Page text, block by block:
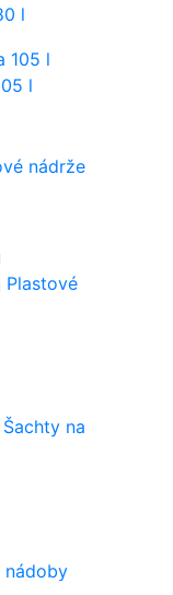
l
l
nádrže
Plastové
Šachty na
nádoby